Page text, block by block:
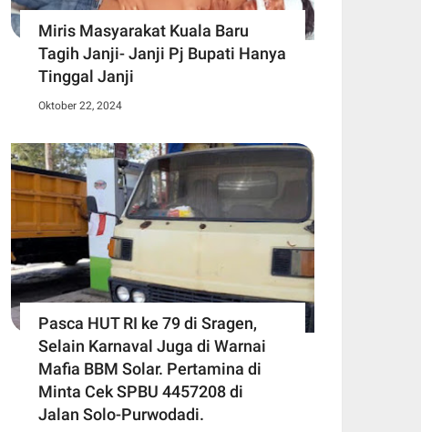
Miris Masyarakat Kuala Baru
Tagih Janji- Janji Pj Bupati Hanya
Tinggal Janji
Oktober 22, 2024
Pasca HUT RI ke 79 di Sragen,
Selain Karnaval Juga di Warnai
Mafia BBM Solar. Pertamina di
Minta Cek SPBU 4457208 di
Jalan Solo-Purwodadi.